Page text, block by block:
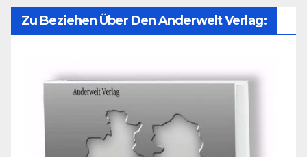
Zu Beziehen Über Den Anderwelt Verlag: